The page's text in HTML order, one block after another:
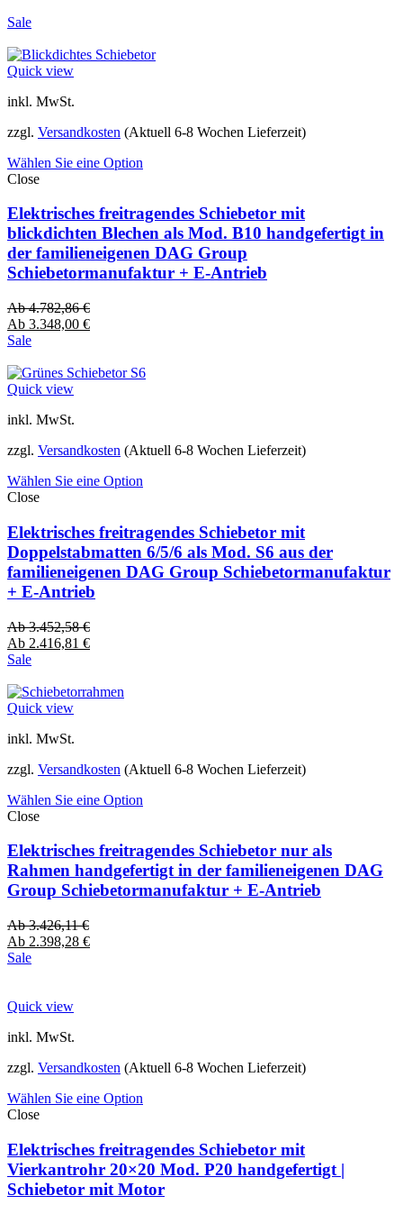
Sale
Quick view
inkl. MwSt.
zzgl. Versandkosten (Aktuell 6-8 Wochen Lieferzeit)
Wählen Sie eine Option
Close
Elektrisches freitragendes Schiebetor mit
blickdichten Blechen als Mod. B10 handgefertigt in
der familieneigenen DAG Group
Schiebetormanufaktur + E-Antrieb
Ab4.782,86€
Ab 3.348,00 €
Sale
Quick view
inkl. MwSt.
zzgl. Versandkosten (Aktuell 6-8 Wochen Lieferzeit)
Wählen Sie eine Option
Close
Elektrisches freitragendes Schiebetor mit
Doppelstabmatten 6/5/6 als Mod. S6 aus der
familieneigenen DAG Group Schiebetormanufaktur
+ E-Antrieb
Ab3.452,58€
Ab 2.416,81 €
Sale
Quick view
inkl. MwSt.
zzgl. Versandkosten (Aktuell 6-8 Wochen Lieferzeit)
Wählen Sie eine Option
Close
Elektrisches freitragendes Schiebetor nur als
Rahmen handgefertigt in der familieneigenen DAG
Group Schiebetormanufaktur + E-Antrieb
Ab3.426,11€
Ab 2.398,28 €
Sale
Quick view
inkl. MwSt.
zzgl. Versandkosten (Aktuell 6-8 Wochen Lieferzeit)
Wählen Sie eine Option
Close
Elektrisches freitragendes Schiebetor mit
Vierkantrohr 20×20 Mod. P20 handgefertigt |
Schiebetor mit Motor